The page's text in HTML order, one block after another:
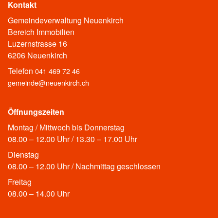
Kontakt
Gemeindeverwaltung Neuenkirch
Bereich Immobilien
Luzernstrasse 16
6206 Neuenkirch
Telefon 041 469 72 46
gemeinde@neuenkirch.ch
Öffnungszeiten
Montag / Mittwoch bis Donnerstag
08.00 – 12.00 Uhr / 13.30 – 17.00 Uhr
Dienstag
08.00 – 12.00 Uhr / Nachmittag geschlossen
Freitag
08.00 – 14.00 Uhr